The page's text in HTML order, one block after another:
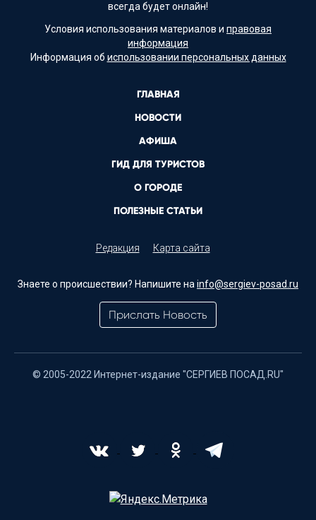
всегда будет онлайн!
Условия использования материалов и правовая
информация
Информация об использовании персональных данных
ГЛАВНАЯ
НОВОСТИ
АФИША
ГИД ДЛЯ ТУРИСТОВ
О ГОРОДЕ
ПОЛЕЗНЫЕ СТАТЬИ
Редакция Карта сайта
Знаете о происшествии? Напишите на info@sergiev-posad.ru
Прислать Новость
© 2005-2022 Интернет-издание "СЕРГИЕВ ПОСАД.RU"